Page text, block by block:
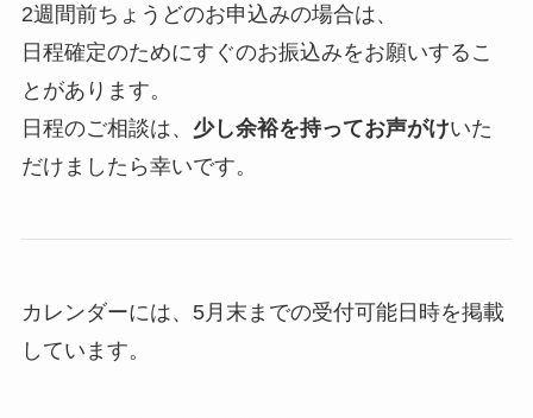
2週間前ちょうどのお申込みの場合は、
日程確定のためにすぐのお振込みをお願いするこ
とがあります。
日程のご相談は、 少し余裕を持ってお声がけいた
だけましたら幸いです。
カレンダーには、5月末までの受付可能日時を掲載
しています。